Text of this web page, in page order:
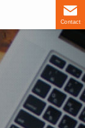
Contact